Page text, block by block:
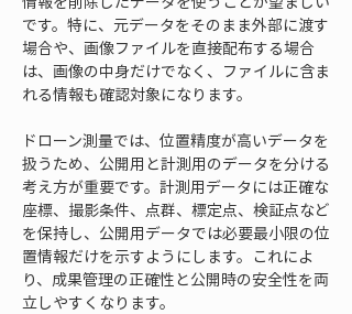
です。特に、元データをそのまま外部に渡す
場合や、画像ファイルを直接配布する場合
は、画像の中身だけでなく、ファイルに含ま
れる情報も確認対象になります。
ドローン測量では、位置精度が高いデータを
扱うため、公開用と計測用のデータを分ける
考え方が重要です。計測用データには正確な
座標、撮影条件、点群、標定点、検証点など
を保持し、公開用データでは必要最小限の位
置情報だけを示すようにします。これによ
り、成果管理の正確性と公開時の安全性を両
立しやすくなります。